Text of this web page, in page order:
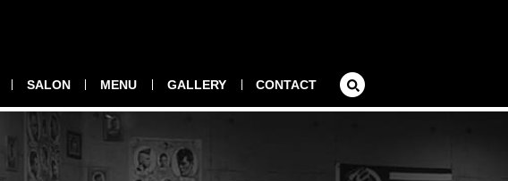
SALON MENU GALLERY CONTACT